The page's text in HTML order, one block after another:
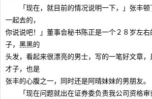
「现在，就目前的情况说明一下，」张丰顿
一起去的，
你说说吧！」董事会秘书陈正是一个２８岁左
子，黑黑的
头发，看起来很漂亮的男士，写的一笔好文章
才子，也是
张丰的心腹之一，同时还是阿晴妹妹的男朋友。
「现在问题就出在证券委负责我公司资格审